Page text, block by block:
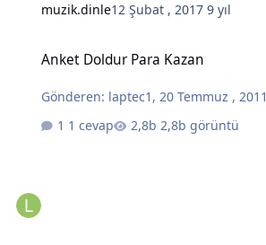
muzik.dinle12 Şubat , 20179 yıl
Anket Doldur Para Kazan
Gönderen: laptec1 ,20 Temmuz , 2011
1 cevap
2,8b görüntü